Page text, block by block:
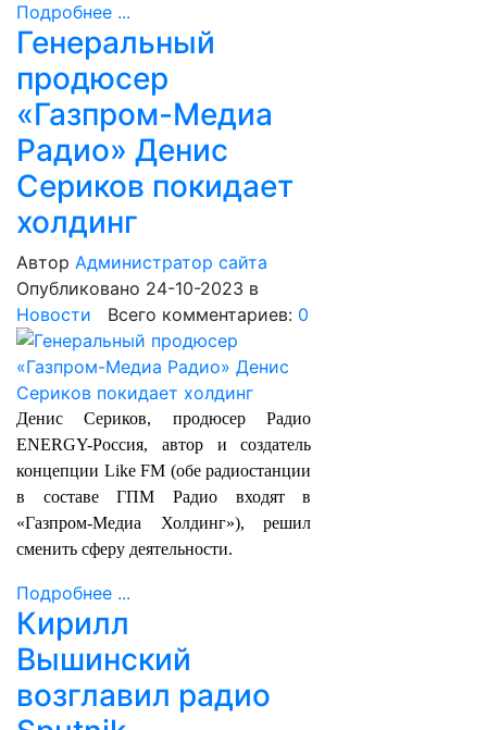
Подробнее ...
Генеральный
продюсер
«Газпром-Медиа
Радио» Денис
Сериков покидает
холдинг
Автор Администратор сайта
Опубликовано 24-10-2023 в
Новости Всего комментариев: 0
Денис Сериков, продюсер Радио
ENERGY-Россия, автор и создатель
концепции Like FM (обе радиостанции
в составе ГПМ Радио входят в
«Газпром-Медиа Холдинг»), решил
сменить сферу деятельности.
Подробнее ...
Кирилл
Вышинский
возглавил радио